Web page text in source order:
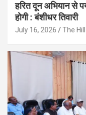
हरित दून अभियान से
होगी : बंशीधर तिवारी
July 16, 2026 The